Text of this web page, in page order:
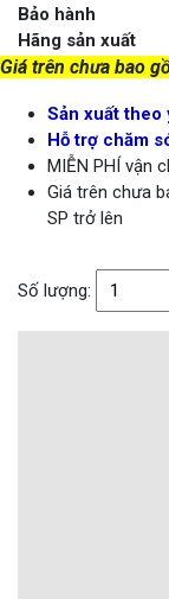
Bảo hành
Hãng sản xuất
Giá trên chưa bao
Sản xuất theo
Hỗ trợ chăm
MIỄN PHÍ vận
Giá trên chưa
SP trở lên
Số lượng: